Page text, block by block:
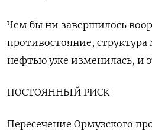
Чем бы ни завершилось
противостояние,
нефтью уже изменилась, и
ПОСТОЯННЫЙ РИСК
Пересечение Ормузского